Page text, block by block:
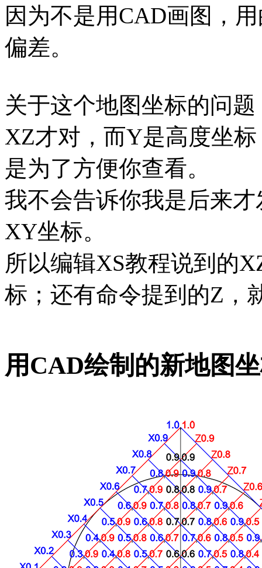
因为不是用CAD画图，
偏差。
关于这个地图坐标的问
XZ才对，而Y是高度坐
是为了方便你查看。
我不会告诉你我是后来
XY坐标。
所以编辑XS教程说到的
标；还有命令提到的Z，
用CAD绘制的新地图